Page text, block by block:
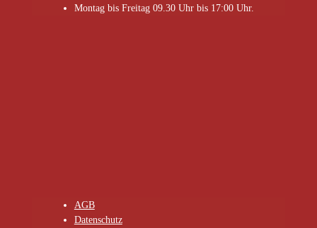
Montag bis Freitag 09.30 Uhr bis 17:00 Uhr.
AGB
Datenschutz